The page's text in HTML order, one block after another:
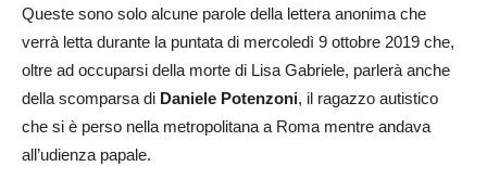
Queste sono solo alcune parole della lettera anonima che
verrà letta durante la puntata di mercoledì 9 ottobre 2019 che,
oltre ad occuparsi della morte di Lisa Gabriele, parlerà anche
della scomparsa di Daniele Potenzoni, il ragazzo autistico
che si è perso nella metropolitana a Roma mentre andava
all’udienza papale.